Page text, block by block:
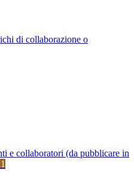
di collaborazione o
e collaboratori (da pubblicare in